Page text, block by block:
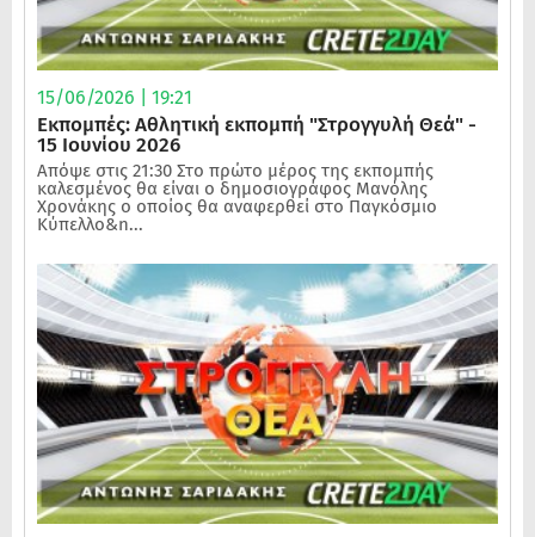
15/06/2026 | 19:21
Εκπομπές: Αθλητική εκπομπή "Στρογγυλή Θεά" -
15 Ιουνίου 2026
Απόψε στις 21:30 Στο πρώτο μέρος της εκπομπής
καλεσμένος θα είναι ο δημοσιογράφος Μανόλης
Χρονάκης ο οποίος θα αναφερθεί στο Παγκόσμιο
Κύπελλο&n...